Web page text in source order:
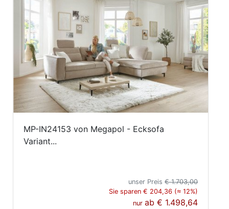
MP-IN24153 von Megapol - Ecksofa
Variant...
unser Preis€ 1.703,00
Sie sparen € 204,36 (≈ 12%)
nurab€ 1.498,64